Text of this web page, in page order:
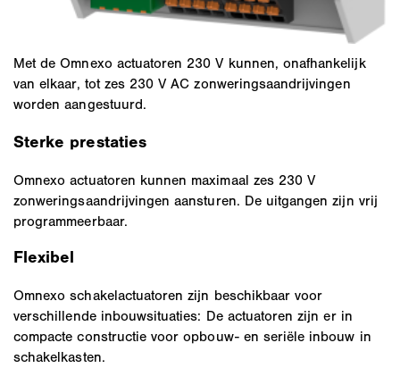
Met de Omnexo actuatoren 230 V kunnen, onafhankelijk
van elkaar, tot zes 230 V AC zonweringsaandrijvingen
worden aangestuurd.
Sterke prestaties
Omnexo actuatoren kunnen maximaal zes 230 V
zonweringsaandrijvingen aansturen. De uitgangen zijn vrij
programmeerbaar.
Flexibel
Omnexo schakelactuatoren zijn beschikbaar voor
verschillende inbouwsituaties: De actuatoren zijn er in
compacte constructie voor opbouw- en seriële inbouw in
schakelkasten.